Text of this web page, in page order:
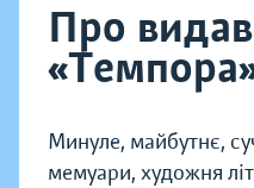
Про
Минуле, майбутнє,
мемуари, художня